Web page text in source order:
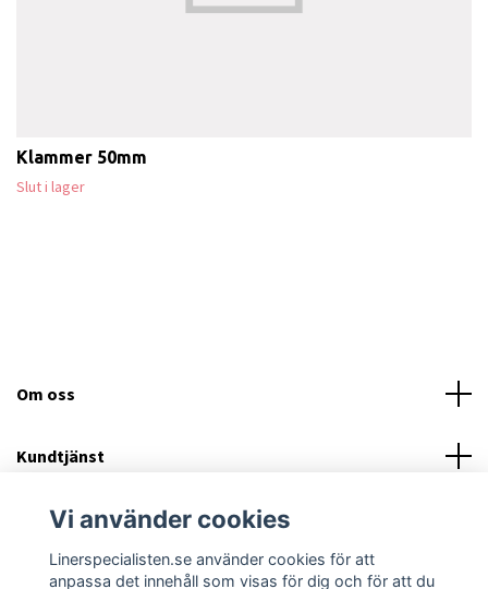
Klammer 50mm
Slut i lager
Om oss
Kundtjänst
Läs mer
Sociala medier
Vi använder cookies
Linerspecialisten.se använder cookies för att
anpassa det innehåll som visas för dig och för att du